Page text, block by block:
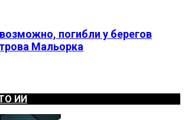
погибли у берегов
Мальорка
ИИ